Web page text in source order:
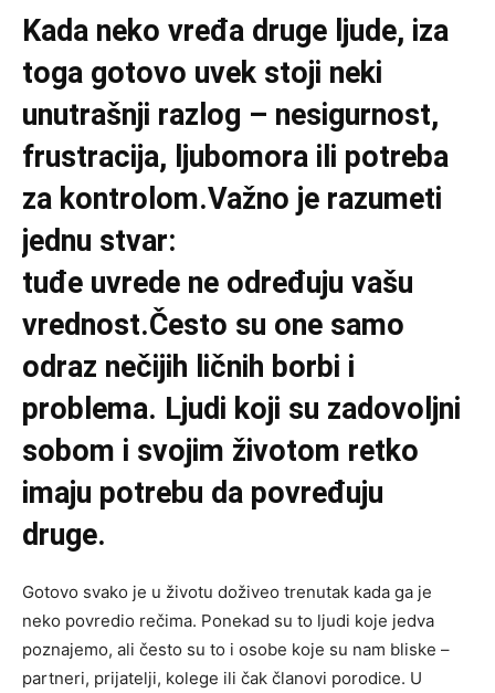
Kada neko vređa druge ljude, iza
toga gotovo uvek stoji neki
unutrašnji razlog – nesigurnost,
frustracija, ljubomora ili potreba
za kontrolom.Važno je razumeti
jednu stvar:
tuđe uvrede ne određuju vašu
vrednost.Često su one samo
odraz nečijih ličnih borbi i
problema. Ljudi koji su zadovoljni
sobom i svojim životom retko
imaju potrebu da povređuju
druge.
Gotovo svako je u životu doživeo trenutak kada ga je
neko povredio rečima. Ponekad su to ljudi koje jedva
poznajemo, ali često su to i osobe koje su nam bliske –
partneri, prijatelji, kolege ili čak članovi porodice. U